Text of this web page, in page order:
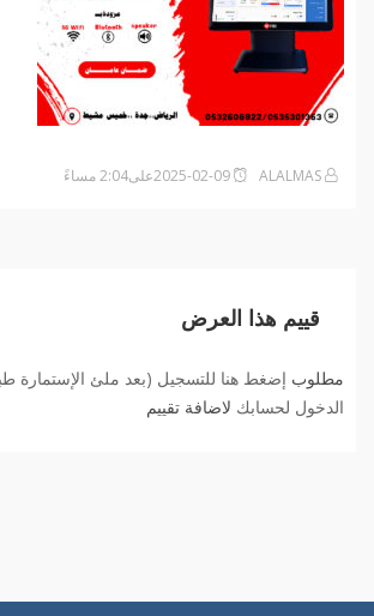
قييم هذا العرض
مطلوب إضغط هنا للتسجيل (بعد ملئ الإستمارة
الدخول لحسابك لاضافة تقييم